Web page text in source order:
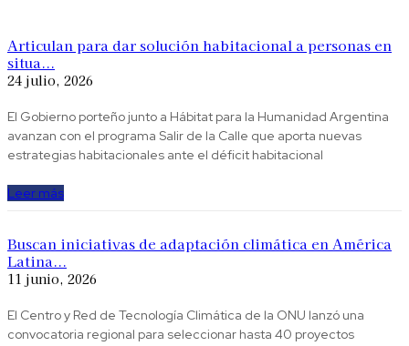
Articulan para dar solución habitacional a personas en
situa...
24 julio, 2026
El Gobierno porteño junto a Hábitat para la Humanidad Argentina
avanzan con el programa Salir de la Calle que aporta nuevas
estrategias habitacionales ante el déficit habitacional
Leer más
Buscan iniciativas de adaptación climática en América
Latina...
11 junio, 2026
El Centro y Red de Tecnología Climática de la ONU lanzó una
convocatoria regional para seleccionar hasta 40 proyectos